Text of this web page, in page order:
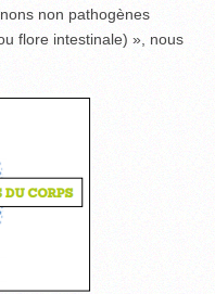
non pathogènes
flore intestinale) », nous